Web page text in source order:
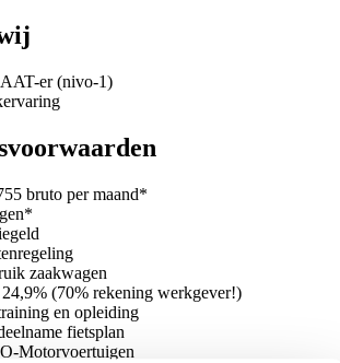
er (nivo-1)
bruto per maand*
zaakwagen
(70% rekening werkgever!)
en opleiding
fietsplan
Motorvoertuigen